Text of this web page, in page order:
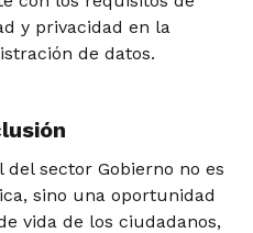
y privacidad en la
de datos.
sector Gobierno no es
sino una oportunidad
vida de los ciudadanos,